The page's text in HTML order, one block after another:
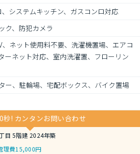
、システムキッチン、ガスコンロ対応
ク、防犯カメラ
、ネット使用料不要、洗濯機置場、エアコ
ーネット対応、室内洗濯置、フローリン
ー、駐輪場、宅配ボックス、バイク置場
秒! カンタンお問い合わせ
目 5階建 2024年築
理費15,000円